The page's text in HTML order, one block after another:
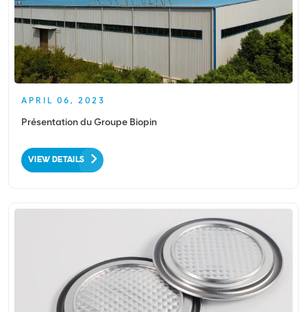
APRIL 06, 2023
Présentation du Groupe Biopin
VIEW DETAILS